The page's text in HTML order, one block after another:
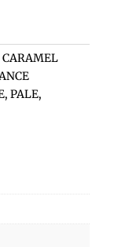
CARAMEL
, PALE,